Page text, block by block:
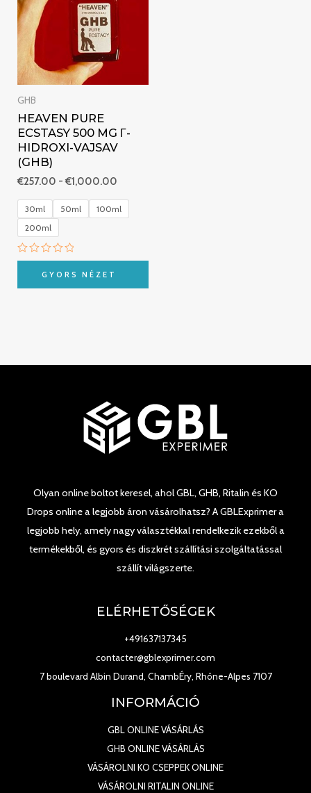
GHB
HEAVEN PURE
ECSTASY 500 MG Γ-
HIDROXI-VAJSAV
(GHB)
€257.00 - €1,000.00
30ml 50ml
100ml
200ml
Értékelés:
5
GYORS NÉZET
Olyan online boltot keresel, ahol GBL, GHB, Ritalin és KO
Drops online a legjobb áron vásárolhatsz? A GBLExprimer a
legjobb hely, amely nagy választékkal rendelkezik ezekből a
termékekből, és gyors és diszkrét szállítási szolgáltatással
szállít világszerte.
ELÉRHETŐSÉGEK
+491637137345
contacter@gblexprimer.com
7 boulevard Albin Durand, ChambÉry, Rhône-Alpes 7107
INFORMÁCIÓ
GBL ONLINE VÁSÁRLÁS
GHB ONLINE VÁSÁRLÁS
VÁSÁROLNI KO CSEPPEK ONLINE
VÁSÁROLNI RITALIN ONLINE